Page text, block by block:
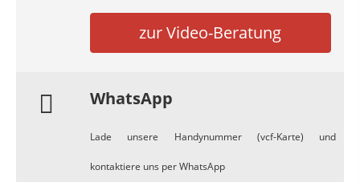
zur Video-Beratung
WhatsApp
Lade unsere Handynummer (vcf-Karte) und
kontaktiere uns per WhatsApp